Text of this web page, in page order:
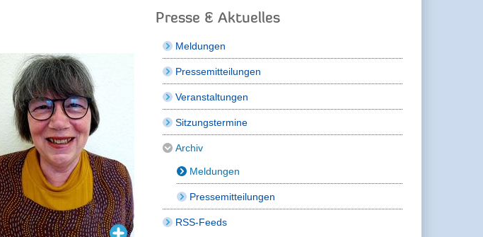
Presse & Aktuelles
Meldungen
Pressemitteilungen
Veranstaltungen
Sitzungstermine
Archiv
Meldungen
Pressemitteilungen
RSS-Feeds